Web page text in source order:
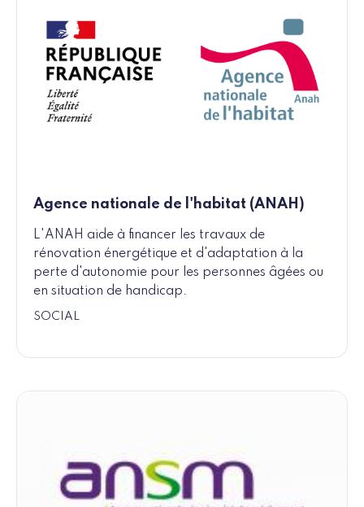
Agence nationale de l'habitat (ANAH)
L'ANAH aide à financer les travaux de
rénovation énergétique et d'adaptation à la
perte d'autonomie pour les personnes âgées ou
en situation de handicap.
SOCIAL